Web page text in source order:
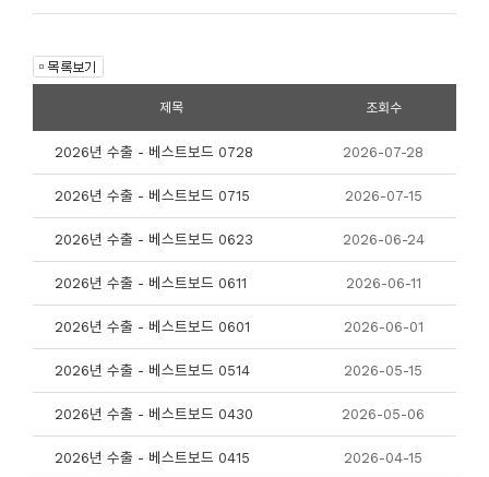
제목 조회수
2026년 수출 - 베스트보드 0728 2026-07-28
2026년 수출 - 베스트보드 0715 2026-07-15
2026년 수출 - 베스트보드 0623 2026-06-24
2026년 수출 - 베스트보드 0611 2026-06-11
2026년 수출 - 베스트보드 0601 2026-06-01
2026년 수출 - 베스트보드 0514 2026-05-15
2026년 수출 - 베스트보드 0430 2026-05-06
2026년 수출 - 베스트보드 0415 2026-04-15